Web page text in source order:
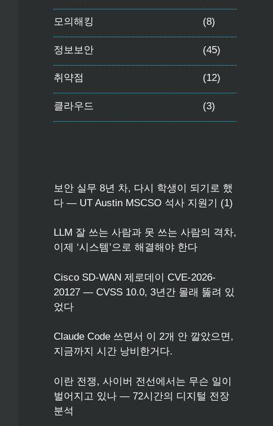
모의해킹 (8)
정보보안 (45)
취약점 (12)
클라우드 (3)
보안 실무 8년 차, 다시 학생이 되기로 했
다 — UT Austin MSCSO 석사 지원기 (1)
LLM 잘 쓰는 사람과 못 쓰는 사람의 격차,
이제 ‘시스템’으로 해결해야 한다
Cisco SD-WAN 제로데이 CVE-2026-
20127 — CVSS 10.0, 3년간 몰래 뚫려 있
었다
Claude Code 쓰면서 이 2개 안 깔았으면,
지금까지 시간 낭비한거다.
이란 전쟁, 사이버 전선에서는 무슨 일이
벌어지고 있나 — 72시간의 디지털 전장
분석